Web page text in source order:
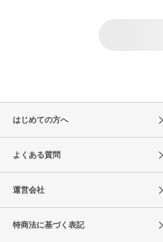
はじめての方へ
よくある質問
運営会社
特商法に基づく表記